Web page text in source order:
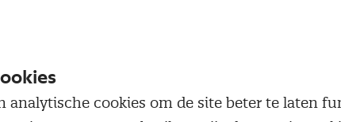
Per saldo verwacht slechts een half procent
industriële ondernemingen dit jaar meer te
analytische cookies om de site beter te laten